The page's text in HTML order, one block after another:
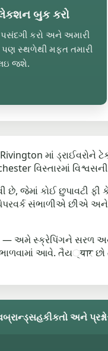
બુક કરો
કરો અને અમારી
પણ સ્થળેથી મફત તમારી
જશે.
માં
વિસ્તારમાં
છે, જેમાં કોઈ છુપાવટી
સંભાળીએ છીએ
— અમે સ્ક્રેપિંગને સરળ
આવે. તૈય्यार છો
બ્રાન્ડ્સહકીકતો અને